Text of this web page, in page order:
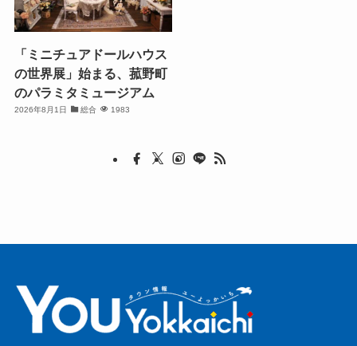
「ミニチュアドールハウス
の世界展」始まる、菰野町
のパラミタミュージアム
2026年8月1日 総合 1983